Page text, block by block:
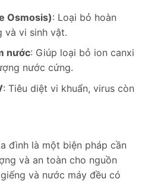
Osmosis): Loại bỏ hoàn
và vi sinh vật.
nước: Giúp loại bỏ ion canxi
nước cứng.
: Tiêu diệt vi khuẩn, virus còn
đình là một biện pháp cần
và an toàn cho nguồn
và nước máy đều có